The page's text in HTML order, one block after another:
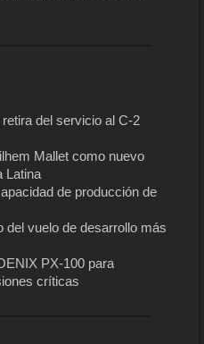
del servicio al C-2
Mallet como nuevo
Latina
de producción de
del vuelo de desarrollo más
PX-100 para
críticas